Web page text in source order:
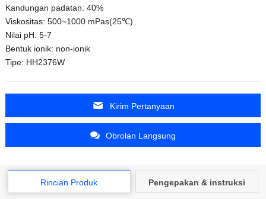
Kandungan padatan: 40%
Viskositas: 500~1000 mPas(25℃)
Nilai pH: 5-7
Bentuk ionik: non-ionik
Tipe: HH2376W
Kirim Pertanyaan
Obrolan Langsung
Rincian Produk Pengepakan & instruksi